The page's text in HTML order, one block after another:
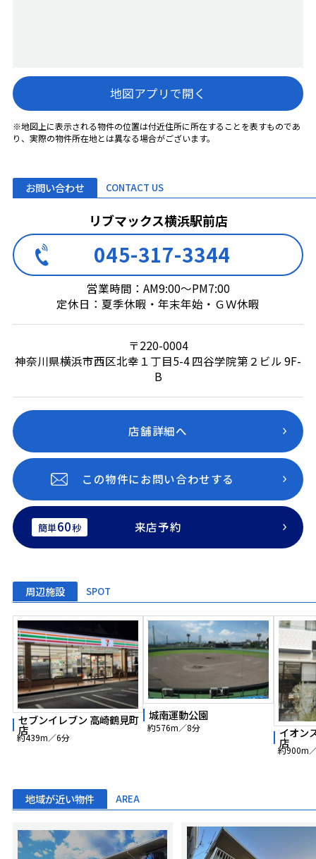
地図アプリで開く
※地図上に表示される物件の位置は付近住所に所在することを表すものであ
り、実際の物件所在地とは異なる場合がございます。
お問い合わせ CONTACT US
リブマックス横浜駅前店
045-317-3344
営業時間：AM9:00～PM7:00
定休日：夏季休暇・年末年始・ＧＷ休暇
〒220-0004
神奈川県横浜市西区北幸１丁目5-4 四谷学院第２ビル 9F-
B
店舗詳細へ
この物件にお問い合わせする
簡単60秒 来店予約
周辺施設 SPOT
セブンイレブン 高崎鶴見町
店
約439m／6分
城南運動公園
約576m／8分 イオン
店
約900m
地域が近い物件 AREA